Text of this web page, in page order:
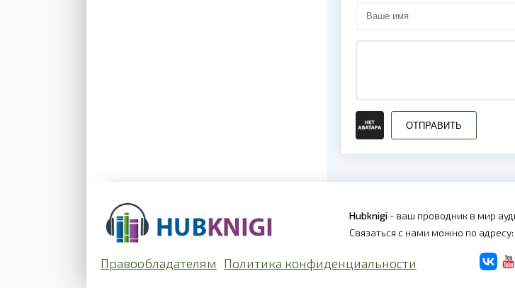
ОТПРАВИТЬ
Hubknigi - ваш проводник в мир
Связаться с нами можно по адресу:
Правообладателям Политика конфиденциальности